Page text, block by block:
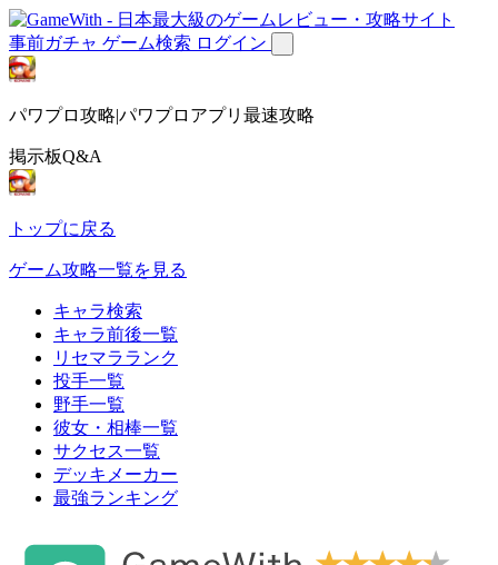
事前ガチャ ゲーム検索 ログイン
パワプロ攻略|パワプロアプリ最速攻略
掲示板Q&A
トップに戻る
ゲーム攻略一覧を見る
キャラ検索
キャラ前後一覧
リセマラランク
投手一覧
野手一覧
彼女・相棒一覧
サクセス一覧
デッキメーカー
最強ランキング